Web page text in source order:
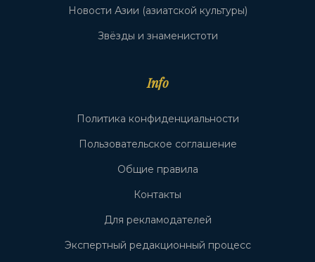
Новости Азии (азиатской культуры)
Звёзды и знаменистоти
Info
Политика конфиденциальности
Пользовательское соглашение
Общие правила
Контакты
Для рекламодателей
Экспертный редакционный процесс